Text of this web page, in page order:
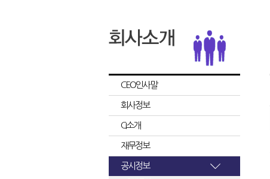
CEO인사말
회사정보
CI소개
재무정보
공시정보